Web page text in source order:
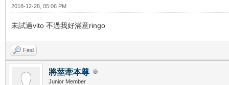
2018-12-28, 05:06 PM
未試過vito 不過我好滿意ringo
Find
將莖牽本尊
Junior Member